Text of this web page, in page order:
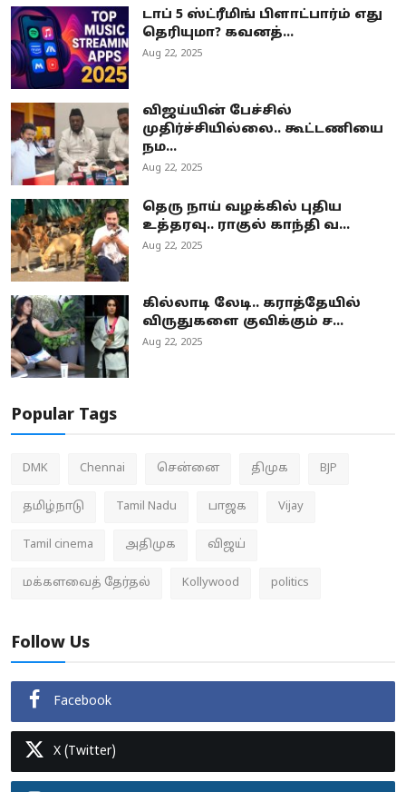
டாப் 5 ஸ்ட்ரீமிங் பிளாட்பார்ம் எது
தெரியுமா? கவனத்...
Aug 22, 2025
விஜய்யின் பேச்சில்
முதிர்ச்சியில்லை.. கூட்டணியை
நம...
Aug 22, 2025
தெரு நாய் வழக்கில் புதிய
உத்தரவு.. ராகுல் காந்தி வ...
Aug 22, 2025
கில்லாடி லேடி.. கராத்தேயில்
விருதுகளை குவிக்கும் ச...
Aug 22, 2025
Popular Tags
DMK Chennai சென்னை திமுக BJP
தமிழ்நாடு Tamil Nadu பாஜக Vijay
Tamil cinema அதிமுக விஜய்
மக்களவைத் தேர்தல் Kollywood politics
Follow Us
Facebook
X (Twitter)